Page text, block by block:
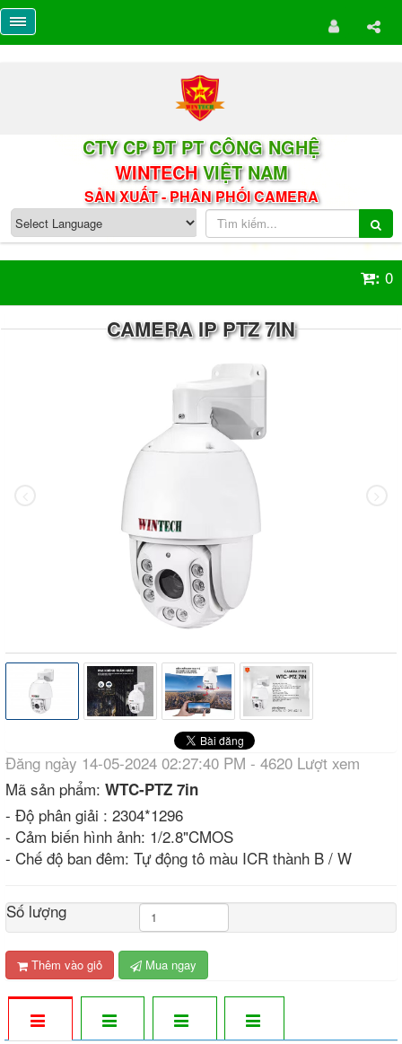
CTY CP ĐT PT CÔNG NGHỆ
WINTECHVIỆT NAM
SẢN XUẤT - PHÂN PHỐI CAMERA
: 0
CAMERA IP PTZ 7IN
Đăng ngày 14-05-2024 02:27:40 PM - 4620 Lượt xem
Mã sản phẩm: WTC-PTZ 7in
- Độ phân giải : 2304*1296
- Cảm biến hình ảnh: 1/2.8"CMOS
- Chế độ ban đêm: Tự động tô màu ICR thành B / W
Số lượng
Thêm vào giỏ Mua ngay